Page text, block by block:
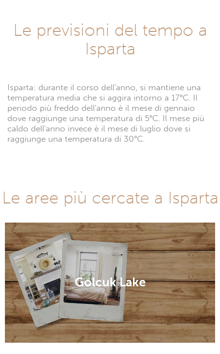
Le previsioni del tempo a
Isparta
Isparta: durante il corso dell'anno, si mantiene una
temperatura media che si aggira intorno a 17°C. Il
periodo più freddo dell'anno è il mese di gennaio
dove raggiunge una temperatura di 5°C. Il mese più
caldo dell'anno invece è il mese di luglio dove si
raggiunge una temperatura di 30°C.
Le aree più cercate a Isparta
Golcuk Lake